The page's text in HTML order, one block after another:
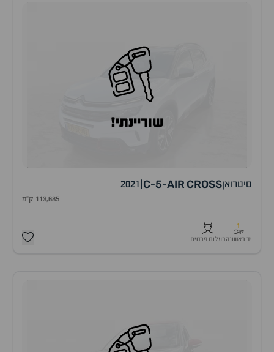
שוריינתי!
סיטרואן C-5-AIR CROSS
2021
113,685 ק"מ
1
יד ראשונהבעלות פרטית